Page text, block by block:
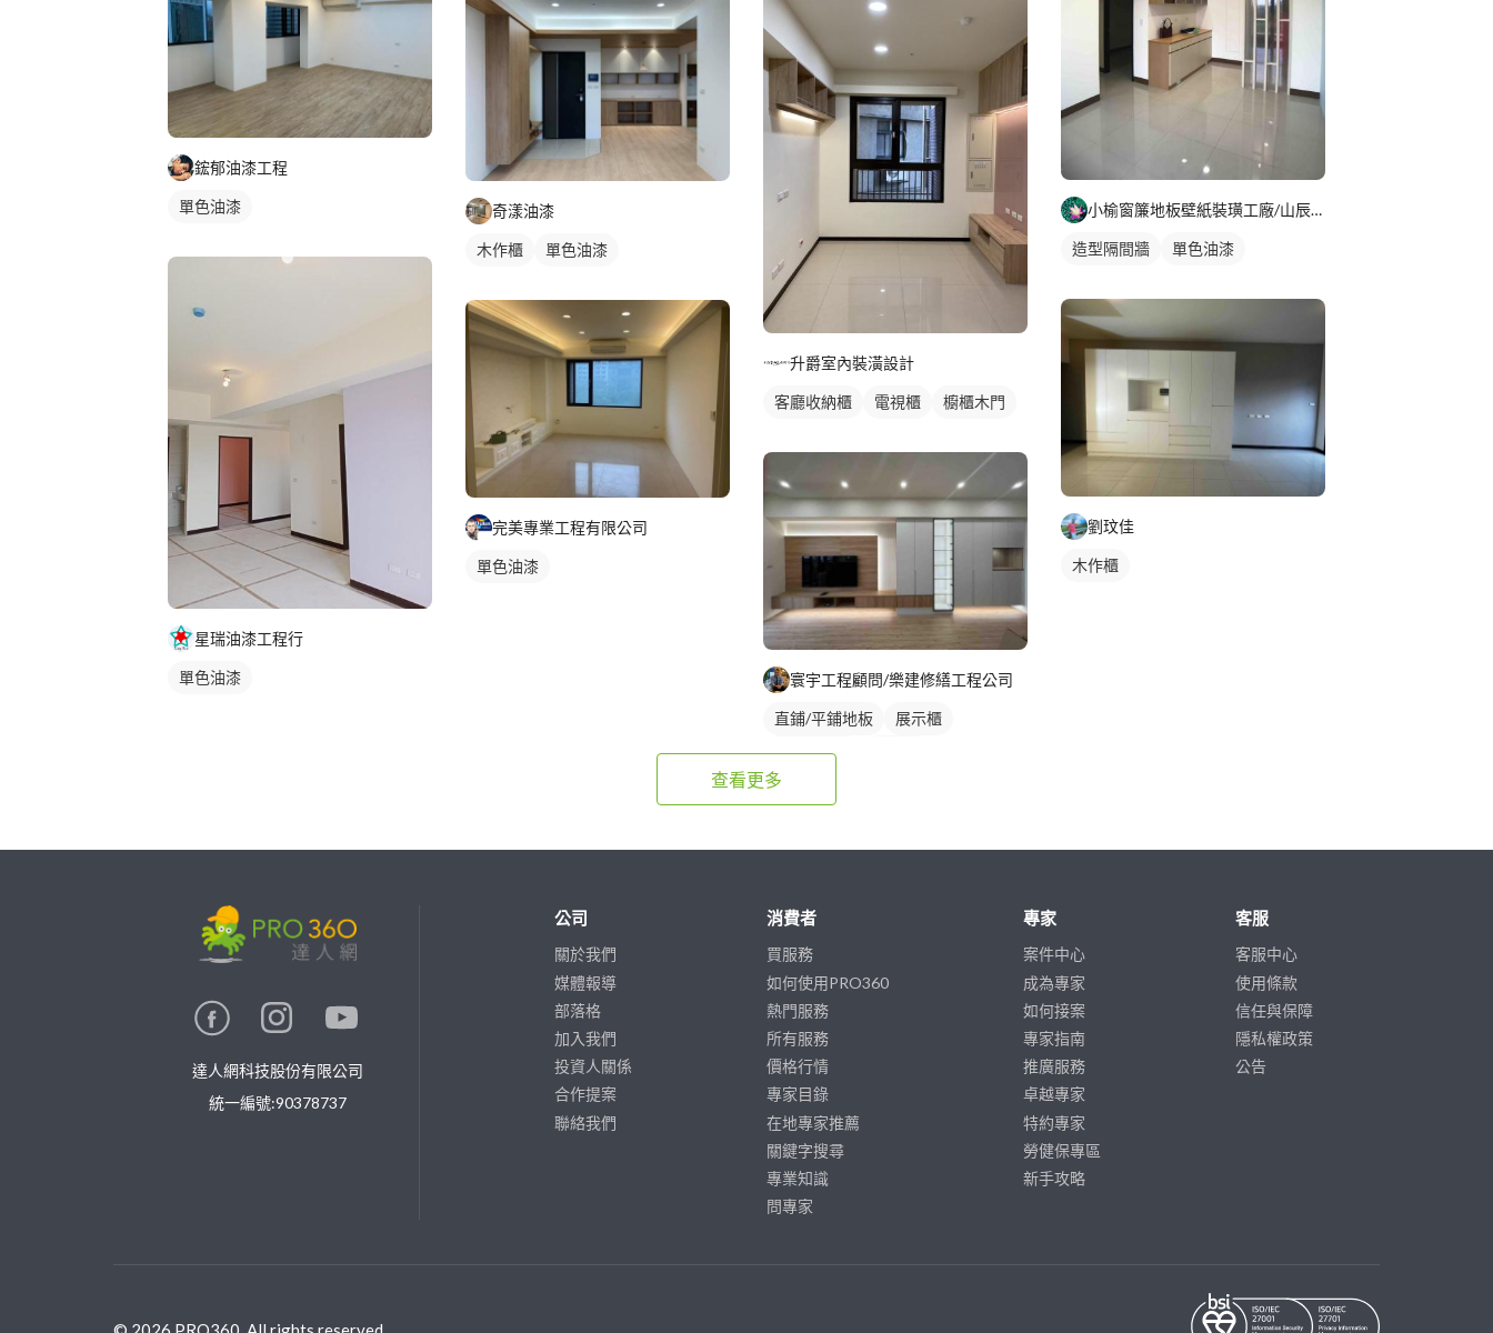
鋐郁油漆工程
單色油漆
星瑞油漆工程行
單色油漆
奇漾油漆
木作櫃 單色油漆
完美專業工程有限公司
單色油漆
升爵室內裝潢設計
客廳收納櫃 電視櫃 櫥櫃木門
寰宇工程顧問/樂建修繕工程公司
直鋪/平鋪地板
展示櫃
客廳收納櫃
塑膠地板成品
小榆窗簾地板壁紙裝璜工廠/山辰室內設計
造型隔間牆 單色油漆
劉玟佳
木作櫃
查看更多
達人網科技股份有限公司
統一編號:90378737
公司
關於我們
媒體報導
部落格
加入我們
投資人關係
合作提案
聯絡我們
消費者
買服務
如何使用PRO360
熱門服務
所有服務
價格行情
專家目錄
在地專家推薦
關鍵字搜尋
專業知識
問專家
專家
案件中心
成為專家
如何接案
專家指南
推廣服務
卓越專家
特約專家
勞健保專區
新手攻略
客服
客服中心
使用條款
信任與保障
隱私權政策
公告